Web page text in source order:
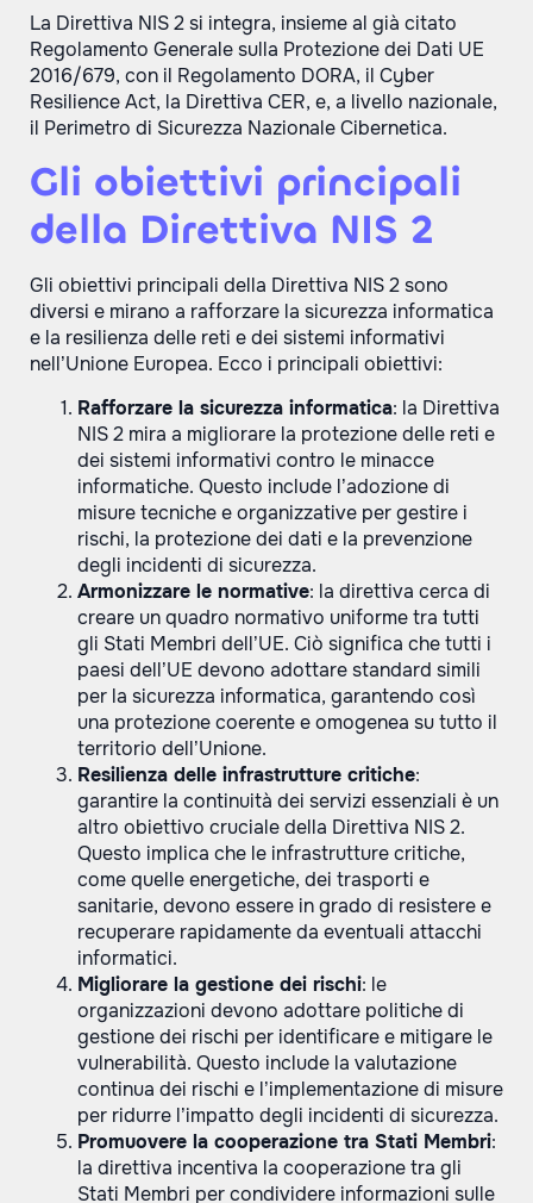
La Direttiva NIS 2 si integra, insieme al già citato
Regolamento Generale sulla Protezione dei Dati UE
2016/679, con il Regolamento DORA, il Cyber
Resilience Act, la Direttiva CER, e, a livello nazionale,
il Perimetro di Sicurezza Nazionale Cibernetica.
Gli obiettivi principali
della Direttiva NIS 2
Gli obiettivi principali della Direttiva NIS 2 sono
diversi e mirano a rafforzare la sicurezza informatica
e la resilienza delle reti e dei sistemi informativi
nell’Unione Europea. Ecco i principali obiettivi:
Rafforzare la sicurezza informatica: la Direttiva
NIS 2 mira a migliorare la protezione delle reti e
dei sistemi informativi contro le minacce
informatiche. Questo include l’adozione di
misure tecniche e organizzative per gestire i
rischi, la protezione dei dati e la prevenzione
degli incidenti di sicurezza.
Armonizzare le normative: la direttiva cerca di
creare un quadro normativo uniforme tra tutti
gli Stati Membri dell’UE. Ciò significa che tutti i
paesi dell’UE devono adottare standard simili
per la sicurezza informatica, garantendo così
una protezione coerente e omogenea su tutto il
territorio dell’Unione.
Resilienza delle infrastrutture critiche:
garantire la continuità dei servizi essenziali è un
altro obiettivo cruciale della Direttiva NIS 2.
Questo implica che le infrastrutture critiche,
come quelle energetiche, dei trasporti e
sanitarie, devono essere in grado di resistere e
recuperare rapidamente da eventuali attacchi
informatici.
Migliorare la gestione dei rischi: le
organizzazioni devono adottare politiche di
gestione dei rischi per identificare e mitigare le
vulnerabilità. Questo include la valutazione
continua dei rischi e l’implementazione di misure
per ridurre l’impatto degli incidenti di sicurezza.
Promuovere la cooperazione tra Stati Membri:
la direttiva incentiva la cooperazione tra gli
Stati Membri per condividere informazioni sulle